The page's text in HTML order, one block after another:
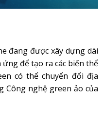
đang được xây dựng dài
để tạo ra các biến thể
có thể chuyển đổi địa
Công nghệ green ảo của